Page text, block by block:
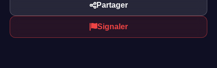
Partager
Signaler